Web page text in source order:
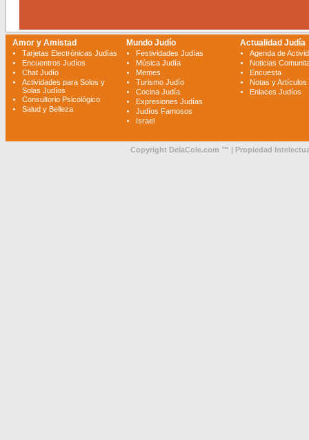
Amor y Amistad
Tarjetas Electrónicas Judías
Encuentros Judíos
Chat Judío
Actividades para Solos y
Solas Judíos
Consultorio Psicológico
Salud y Belleza
Mundo Judío
Festividades Judías
Música Judía
Memes
Turismo Judío
Cocina Judía
Expresiones Judías
Judíos Famosos
Israel
Actualidad Judía
Agenda de
Noticias
Encuesta
Notas y Artículos
Enlaces Judíos
Copyright DelaCole.com ™ | Propiedad